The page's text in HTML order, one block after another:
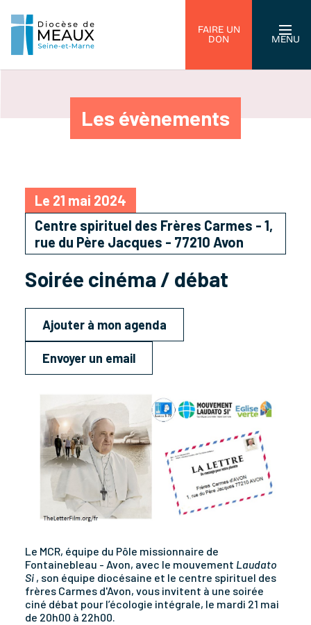
FAIRE UN
DON
MENU
Les évènements
Le 21 mai 2024
Centre spirituel des Frères Carmes - 1,
rue du Père Jacques - 77210 Avon
Soirée cinéma / débat
Ajouter à mon agenda
Envoyer un email
Le MCR, équipe du Pôle missionnaire de
Fontainebleau - Avon, avec le mouvement Laudato
Si , son équipe diocésaine et le centre spirituel des
frères Carmes d'Avon, vous invitent à une soirée
ciné débat pour l’écologie intégrale, le mardi 21 mai
de 20h00 à 22h00.